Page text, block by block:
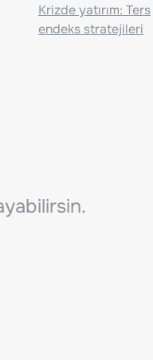
Krizde yatırım: Ters
endeks stratejileri